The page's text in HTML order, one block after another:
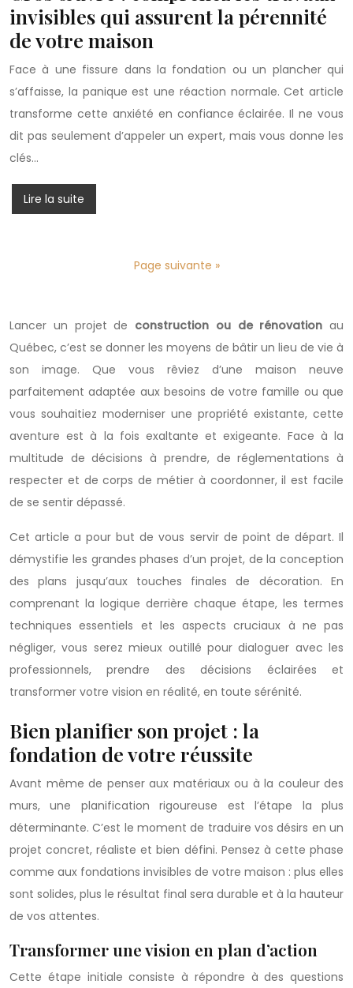
invisibles qui assurent la pérennité
de votre maison
Face à une fissure dans la fondation ou un plancher qui
s’affaisse, la panique est une réaction normale. Cet article
transforme cette anxiété en confiance éclairée. Il ne vous
dit pas seulement d’appeler un expert, mais vous donne les
clés…
Lire la suite
Page suivante »
Lancer un projet de construction ou de rénovation au
Québec, c’est se donner les moyens de bâtir un lieu de vie à
son image. Que vous rêviez d’une maison neuve
parfaitement adaptée aux besoins de votre famille ou que
vous souhaitiez moderniser une propriété existante, cette
aventure est à la fois exaltante et exigeante. Face à la
multitude de décisions à prendre, de réglementations à
respecter et de corps de métier à coordonner, il est facile
de se sentir dépassé.
Cet article a pour but de vous servir de point de départ. Il
démystifie les grandes phases d’un projet, de la conception
des plans jusqu’aux touches finales de décoration. En
comprenant la logique derrière chaque étape, les termes
techniques essentiels et les aspects cruciaux à ne pas
négliger, vous serez mieux outillé pour dialoguer avec les
professionnels, prendre des décisions éclairées et
transformer votre vision en réalité, en toute sérénité.
Bien planifier son projet : la
fondation de votre réussite
Avant même de penser aux matériaux ou à la couleur des
murs, une planification rigoureuse est l’étape la plus
déterminante. C’est le moment de traduire vos désirs en un
projet concret, réaliste et bien défini. Pensez à cette phase
comme aux fondations invisibles de votre maison : plus elles
sont solides, plus le résultat final sera durable et à la hauteur
de vos attentes.
Transformer une vision en plan d’action
Cette étape initiale consiste à répondre à des questions